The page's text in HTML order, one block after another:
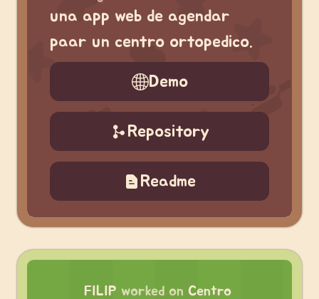
una app web de agendar
paar un centro ortopedico.
Demo
Repository
Readme
FILIP worked on Centro